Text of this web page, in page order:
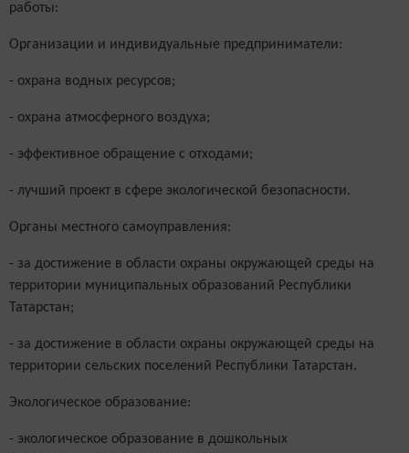
работы:
Организации и индивидуальные предприниматели:
- охрана водных ресурсов;
- охрана атмосферного воздуха;
- эффективное обращение с отходами;
- лучший проект в сфере экологической безопасности.
Органы местного самоуправления:
- за достижение в области охраны окружающей среды на
территории муниципальных образований Республики
Татарстан;
- за достижение в области охраны окружающей среды на
территории сельских поселений Республики Татарстан.
Экологическое образование:
- экологическое образование в дошкольных